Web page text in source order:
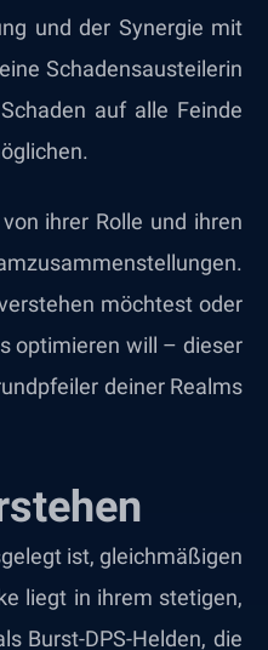
und der Synergie mit
Schadensausteilerin
auf alle Feinde
ihrer Rolle und ihren
möchtest oder
optimieren will – dieser
deiner Realms
ist, gleichmäßigen
liegt in ihrem stetigen,
Burst-DPS-Helden, die